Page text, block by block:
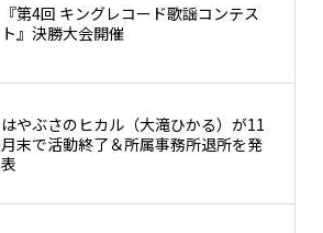
『第4回 キングレコード歌謡コンテス
ト』決勝大会開催
はやぶさのヒカル（大滝ひかる）が11
月末で活動終了＆所属事務所退所を発
表